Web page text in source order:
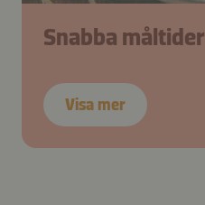
Snabba måltider
Visa mer